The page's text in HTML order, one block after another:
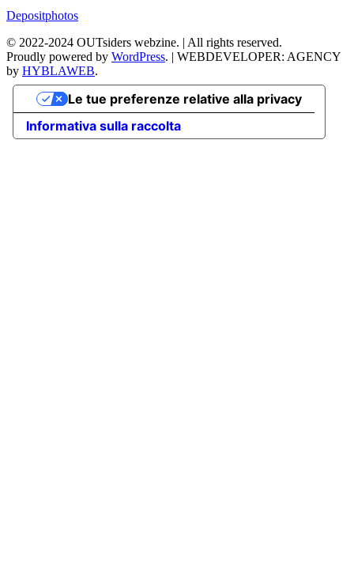
Depositphotos
© 2022-2024 OUTsiders webzine. | All rights reserved.
Proudly powered by WordPress. | WEBDEVELOPER: AGENCY
by HYBLAWEB.
Informativa sulla raccolta
Le tue preferenze relative alla privacy